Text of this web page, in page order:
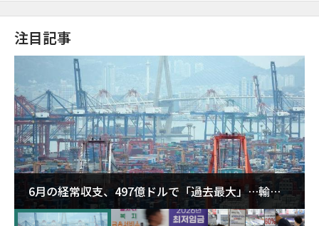
注目記事
6月の経常収支、497億ドルで「過去最大」…輸出